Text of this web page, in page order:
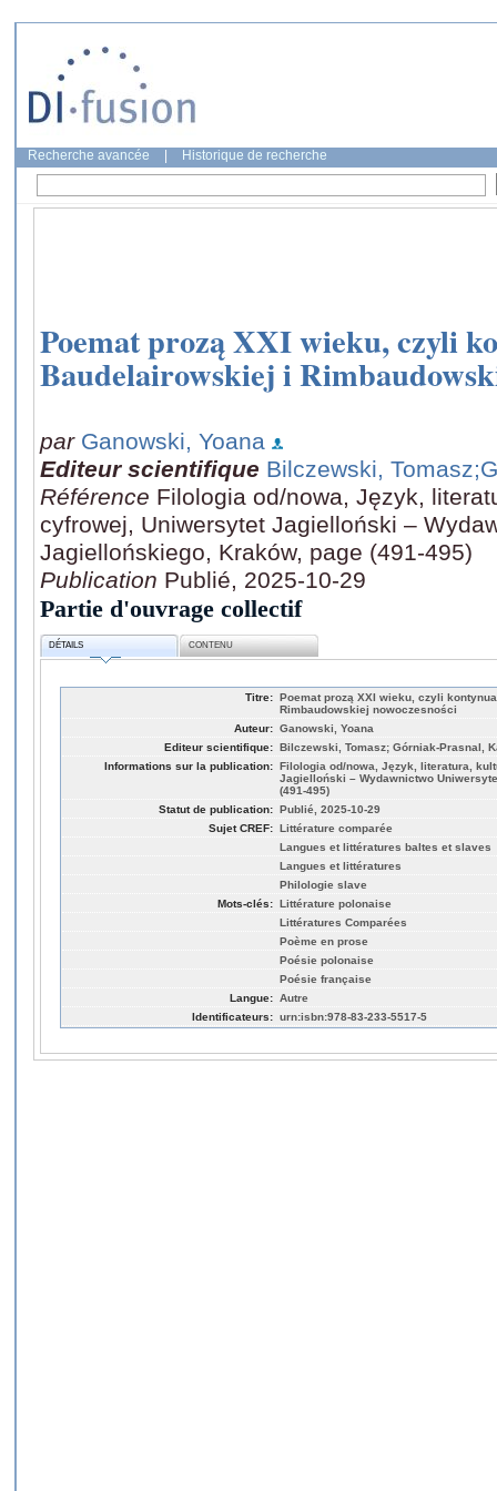
Recherche avancée Historique de recherche
Poemat prozą XXI wieku, czyli
Baudelairowskiej i
par Ganowski, Yoana
Editeur scientifique Bilczewski, Tomasz
Référence Filologia od/nowa, Język,
cyfrowej, Uniwersytet Jagielloński –
Jagiellońskiego, Kraków, page (491-495)
Publication Publié, 2025-10-29
Partie d'ouvrage collectif
DÉTAILS CONTENU
Titre: Poemat prozą XXI wieku, czyli
Rimbaudowskiej nowoczesności
Auteur: Ganowski, Yoana
Editeur scientifique: Bilczewski, Tomasz; Górniak-Prasnal,
Informations sur la publication: Filologia od/nowa, Język, literatura,
Jagielloński – Wydawnictwo
(491-495)
Statut de publication: Publié, 2025-10-29
Sujet CREF: Littérature comparée
Langues et littératures baltes et slaves
Langues et littératures
Philologie slave
Mots-clés: Littérature polonaise
Littératures Comparées
Poème en prose
Poésie polonaise
Poésie française
Langue: Autre
Identificateurs: urn:isbn:978-83-233-5517-5